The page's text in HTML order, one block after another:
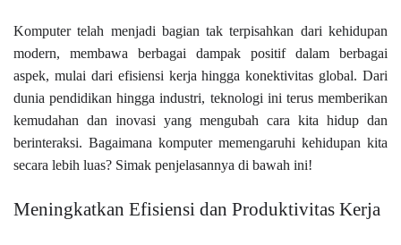
Komputer telah menjadi bagian tak terpisahkan dari kehidupan
modern, membawa berbagai dampak positif dalam berbagai
aspek, mulai dari efisiensi kerja hingga konektivitas global. Dari
dunia pendidikan hingga industri, teknologi ini terus memberikan
kemudahan dan inovasi yang mengubah cara kita hidup dan
berinteraksi. Bagaimana komputer memengaruhi kehidupan kita
secara lebih luas? Simak penjelasannya di bawah ini!
Meningkatkan Efisiensi dan Produktivitas Kerja